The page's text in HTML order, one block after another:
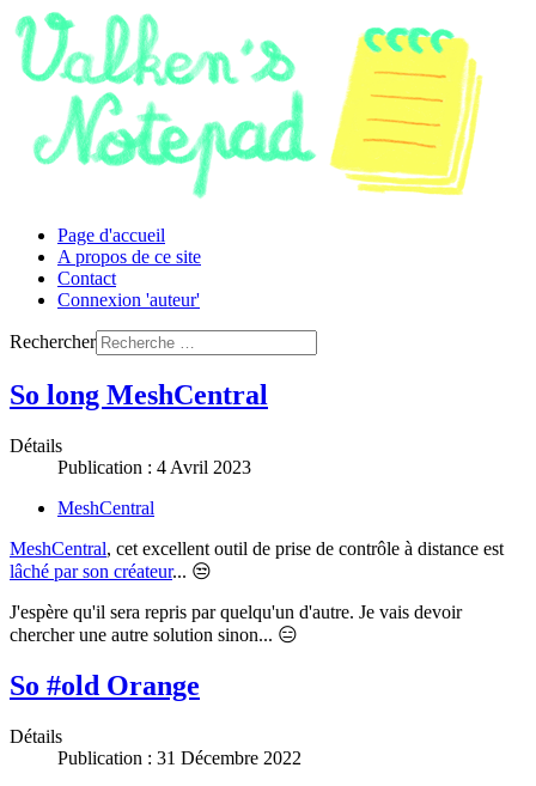
Page d'accueil
A propos de ce site
Contact
Connexion 'auteur'
Rechercher
So long MeshCentral
Détails
Publication : 4 Avril 2023
MeshCentral
MeshCentral, cet excellent outil de prise de contrôle à distance est
lâché par son créateur... 😒
J'espère qu'il sera repris par quelqu'un d'autre. Je vais devoir
chercher une autre solution sinon... 😑
So #old Orange
Détails
Publication : 31 Décembre 2022